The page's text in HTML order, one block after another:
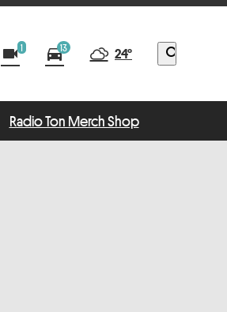
videocam1 directions_car13 24° search
Radio Ton Merch Shop